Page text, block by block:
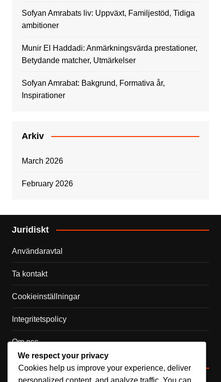
Sofyan Amrabats liv: Uppväxt, Familjestöd, Tidiga
ambitioner
Munir El Haddadi: Anmärkningsvärda prestationer,
Betydande matcher, Utmärkelser
Sofyan Amrabat: Bakgrund, Formativa år,
Inspirationer
Arkiv
March 2026
February 2026
Juridiskt
Användaravtal
Ta kontakt
Cookieinställningar
Integritetspolicy
Om oss
Kategorier
We respect your privacy
Cookies help us improve your experience, deliver
personalized content, and analyze traffic. You can